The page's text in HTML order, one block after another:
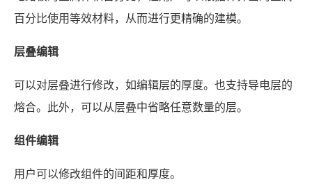
百分比使用等效材料，从而进行更精确的建模。
层叠编辑
可以对层叠进行修改，如编辑层的厚度。也支持导电层的
熔合。此外，可以从层叠中省略任意数量的层。
组件编辑
用户可以修改组件的间距和厚度。